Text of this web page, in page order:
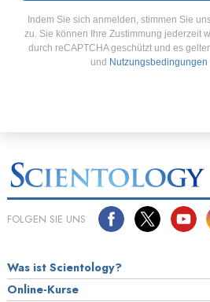
Indem Sie sich anmelden, stimmen Sie
zu. Sie können Ihre Zustimmung jederzeit
durch reCAPTCHA geschützt und es
und Nutzungsbedingungen
FOLGEN SIE UNS
Was ist Scientology?
Online-Kurse